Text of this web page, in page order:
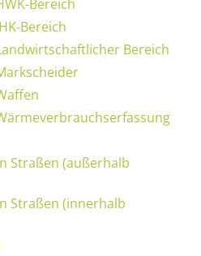
Bereich
Bereich
Bereich
Straßen (außerhalb
Straßen (innerhalb